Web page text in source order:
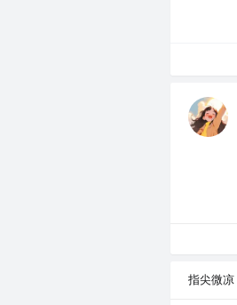
指尖微凉